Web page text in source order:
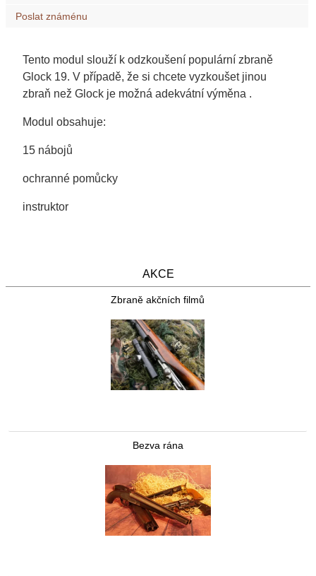
Poslat známénu
Tento modul slouží k odzkoušení populární zbraně
Glock 19. V případě, že si chcete vyzkoušet jinou
zbraň než Glock je možná adekvátní výměna .
Modul obsahuje:
15 nábojů
ochranné pomůcky
instruktor
AKCE
Zbraně akčních filmů
Bezva rána